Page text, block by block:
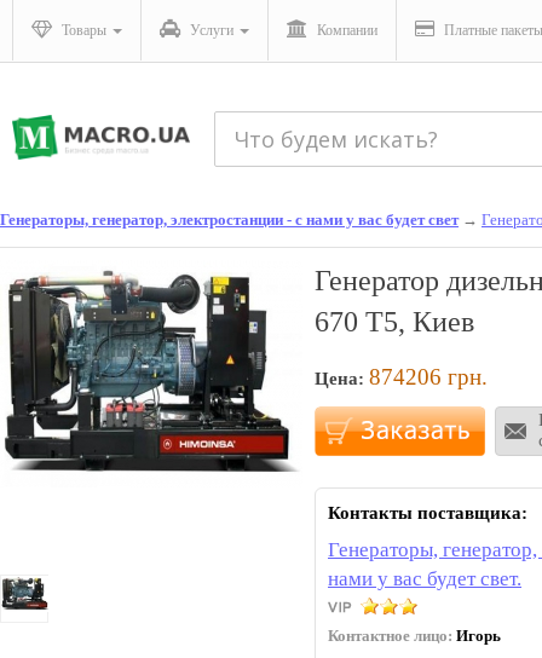
Товары Услуги Компании Платные пакеты
Генераторы, генератор, электростанции - с нами у вас будет свет→
Генератор
670 T5, Киев
Цена: 874206 грн.
Контакты поставщика:
Генераторы,
нами у вас будет свет.
Контактное лицо: Игорь